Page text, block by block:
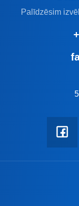
Palīdzēsim